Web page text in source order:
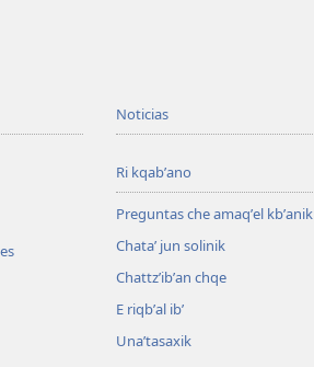
Noticias
Ri kqabʼano
Preguntas che amaqʼel kbʼanik
Chataʼ jun solinik
Chattzʼibʼan chqe
E riqbʼal ibʼ
Unaʼtasaxik